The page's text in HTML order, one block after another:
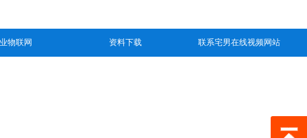
物联网 资料下载 联系宅男在线视频网站